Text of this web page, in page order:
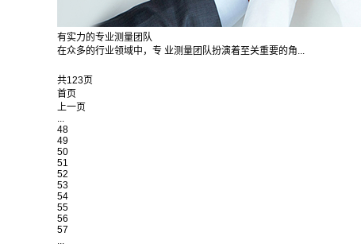
有实力的专业测量团队
在众多的行业领域中，专 业测量团队扮演着至关重要的角...
共123页
首页
上一页
...
48
49
50
51
52
53
54
55
56
57
...